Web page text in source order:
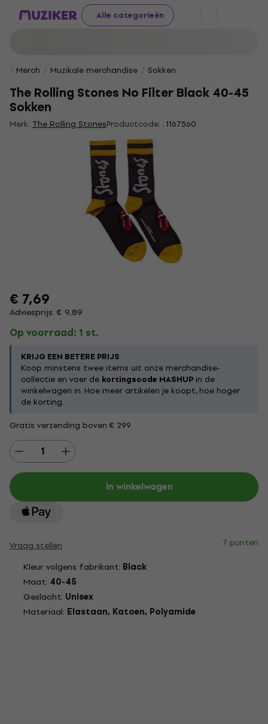
Alle categorieën
Merch Muzikale merchandise Sokken
The Rolling Stones No Filter Black 40-45
Sokken
Merk: The Rolling StonesProductcode: . 1167560
€ 7,69
Adviesprijs: € 9,89
Op voorraad: 1 st.
KRIJG EEN BETERE PRIJS
Koop minstens twee items uit onze merchandise-
collectie en voer de kortingscode MASHUP in de
winkelwagen in. Hoe meer artikelen je koopt, hoe hoger
de korting.
Gratis verzending boven € 299
In winkelwagen
Vraag stellen
7 punten
Kleur volgens fabrikant: Black
Maat: 40-45
Geslacht: Unisex
Materiaal: Elastaan, Katoen, Polyamide